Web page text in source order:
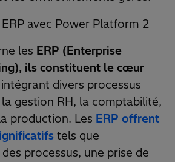
les ERP (Enterprise
ils constituent le cœur
divers processus
gestion RH, la comptabilité,
production. Les ERP offrent
tels que
processus, une prise de